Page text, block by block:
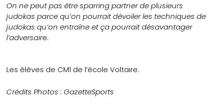
On ne peut pas être sparring partner de plusieurs
judokas parce qu’on pourrait dévoiler les techniques de
judokas qu’on entraîne et ça pourrait désavantager
l’adversaire.
Les élèves de CM1 de l’école Voltaire.
Crédits Photos : GazetteSports